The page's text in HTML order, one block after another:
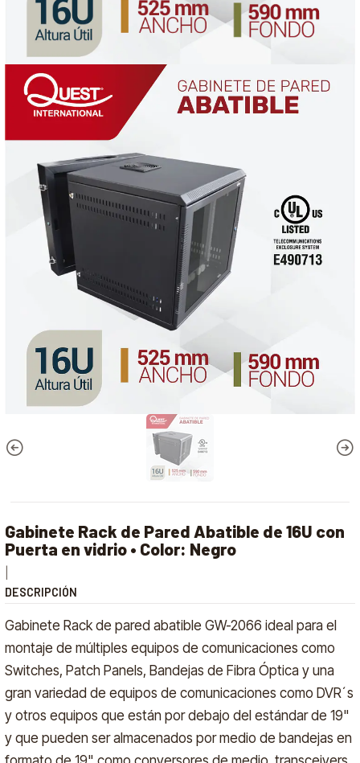
Gabinete Rack de Pared Abatible de 16U con
Puerta en vidrio • Color: Negro
DESCRIPCIÓN
Gabinete Rack de pared abatible GW-2066 ideal para el
montaje de múltiples equipos de comunicaciones como
Switches, Patch Panels, Bandejas de Fibra Óptica y una
gran variedad de equipos de comunicaciones como DVR´s
y otros equipos que están por debajo del estándar de 19"
y que pueden ser almacenados por medio de bandejas en